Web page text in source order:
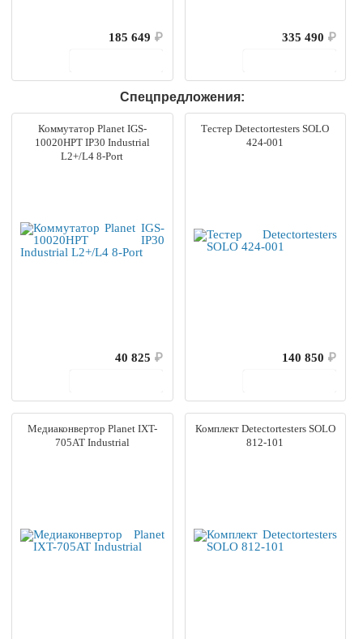
185 649 ₽
335 490 ₽
Спецпредложения:
Коммутатор Planet IGS-
10020HPT IP30 Industrial
L2+/L4 8-Port
40 825 ₽
Тестер Detectortesters SOLO
424-001
140 850 ₽
Медиаконвертор Planet IXT-
705AT Industrial
Комплект Detectortesters SOLO
812-101